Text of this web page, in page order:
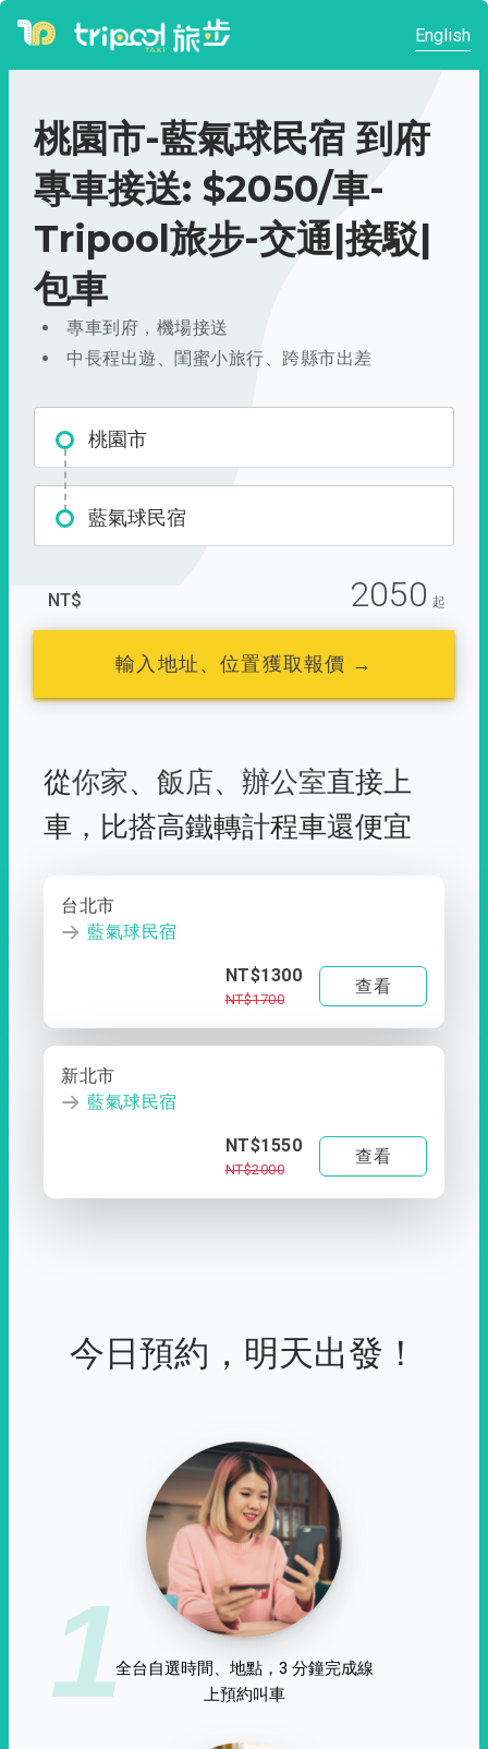
English
桃園市-藍氣球民宿 到府
專車接送: $2050/車-
Tripool旅步-交通|接駁|
包車
專車到府，機場接送
中長程出遊、閨蜜小旅行、跨縣市出差
桃園市
藍氣球民宿
NT$ 2050 起
輸入地址、位置獲取報價 →
從你家、 飯店、 辦公室直接上
車， 比搭高鐵轉計程車還便宜
台北市
藍氣球民宿
NT$1300
NT$1700
查看
新北市
藍氣球民宿
NT$1550
NT$2000
查看
今日預約，明天出發！
1全台自選時間、地點，3 分鐘完成線
上預約叫車